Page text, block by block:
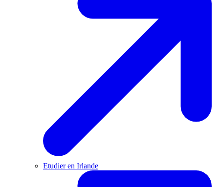
Etudier en Irlande